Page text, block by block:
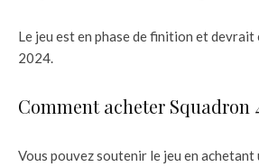
Le jeu est en phase de finition et
2024.
Comment acheter Squadron
Vous pouvez soutenir le jeu en achetant